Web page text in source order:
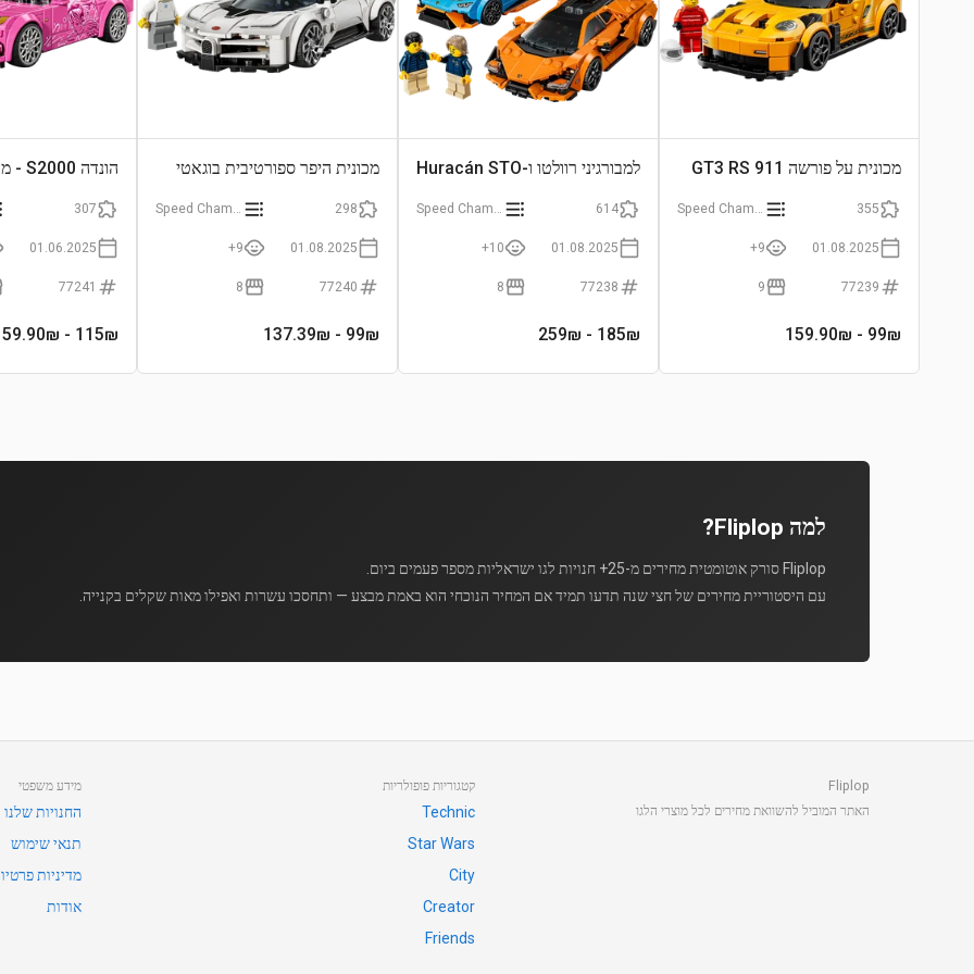
מכונית על פורשה 911 GT3 RS
355
01.08.2025
9+
77239
9
99₪
- 159.90₪
למבורגיני רוולטו ו-Huracán STO
614
01.08.2025
10+
77238
8
185₪
- 259₪
מכונית היפר ספורטיבית בוגאטי
298
01.08.2025
9+
77240
8
99₪
- 137.39₪
הונדה S2000 - מהיר ועצבני 2
307
01.06.2025
77241
115₪
- 159.90₪
למה Fliplop?
Fliplop סורק אוטומטית מחירים מ-25+ חנויות לגו ישראליות מספר פעמים ביום.
עם היסטוריית מחירים של חצי שנה תדעו תמיד אם המחיר הנוכחי הוא באמת מבצע — ותחסכו עשרות ואפילו מאות שקלים בקנייה.
Fliplop
האתר המוביל להשוואת מחירים לכל מוצרי הלגו
קטגוריות פופולריות
Technic
Star Wars
City
Creator
Friends
מידע משפטי
החנויות שלנו
תנאי שימוש
מדיניות
אודות